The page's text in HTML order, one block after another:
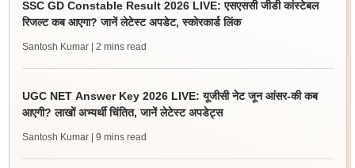
SSC GD Constable Result 2026 LIVE: एसएससी जीडी कांस्टेबल
रिजल्ट कब आएगा? जानें लेटेस्ट अपडेट, स्कोरकार्ड लिंक
Santosh Kumar | 2 mins read
UGC NET Answer Key 2026 LIVE: यूजीसी नेट जून आंसर-की कब
आएगी? लाखों अभ्यर्थी चिंतित, जानें लेटेस्ट अपडेट्स
Santosh Kumar | 9 mins read